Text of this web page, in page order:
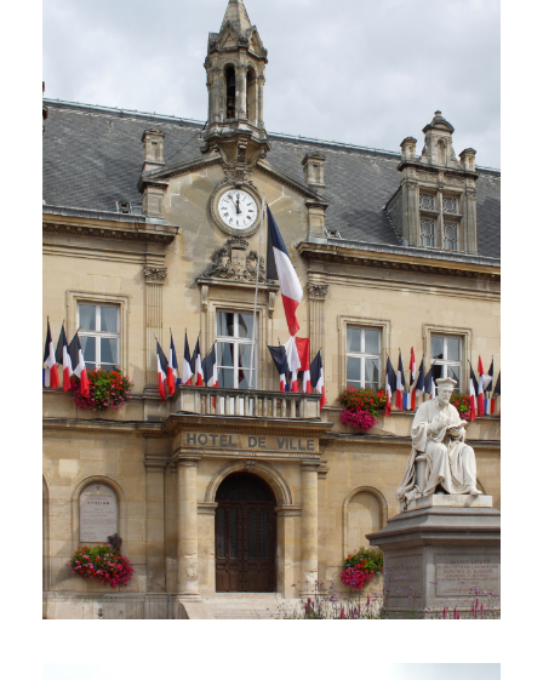
PLUS DE DÉTAILS